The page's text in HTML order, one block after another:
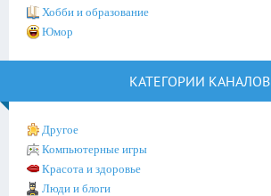
Хобби и образование
Юмор
КАТЕГОРИИ КАНАЛОВ
Другое
Компьютерные игры
Красота и здоровье
Люди и блоги